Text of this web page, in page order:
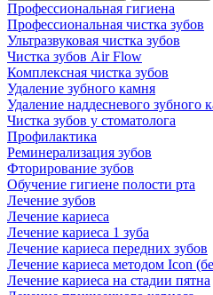
Профессиональная гигиена
Профессиональная чистка зубов
Ультразвуковая чистка зубов
Чистка зубов Air Flow
Комплексная чистка зубов
Удаление зубного камня
Удаление наддесневого зубного
Чистка зубов у стоматолога
Профилактика
Реминерализация зубов
Фторирование зубов
Обучение гигиене полости рта
Лечение зубов
Лечение кариеса
Лечение кариеса 1 зуба
Лечение кариеса передних зубов
Лечение кариеса методом Icon
Лечение кариеса на стадии пятна